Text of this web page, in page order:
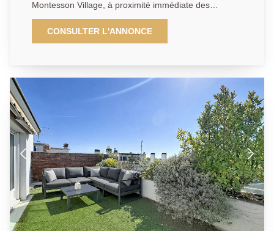
Montesson Village, à proximité immédiate des
commerces et en face de l'arrêt du bus. Il se compose
: Au rez-de-chaussée : d'un local commercial de
37.58m² avec vitrine sur rue, ainsi qu'un atelier,
carrez (103.83m² de surface au sol ), comprenant : un
palier desservant une cuisine équipée ouverte sur un
séjour lumineux le tout faisant de 23m² donnant accès
à une terrasse de 7.05m², un bureau de 8.35m² , une
chambre de 9m², une salle d'eau, une buanderie et
des toilettes séparées. À l'étage supérieur : deux
chambres avec poutres apparentes (22.36m² et
24.5m² de surface au sol), une seconde salle d'eau
avec WC. Une cave et un emplacement de
stationnement privatif complètent ce bien aux
multiples atouts et en bon état général. Possibilité
d'un revenu locatif pour l'appartement de 1350 euros
CONSULTER L'ANNONCE